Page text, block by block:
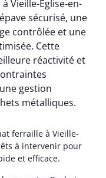
Vieille-Église-en-
sécurisé, une
contrôlée et une
Cette
réactivité et
gestion
métalliques.
ferraille à Vieille-
à intervenir pour
et efficace.